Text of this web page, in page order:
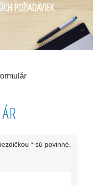
POŽIADAVIEK
* sú povinné.